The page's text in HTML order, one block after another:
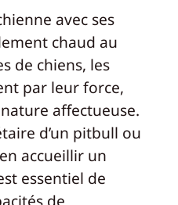
avec ses
chaud au
de chiens, les
par leur force,
affectueuse.
d’un pitbull ou
accueillir un
essentiel de